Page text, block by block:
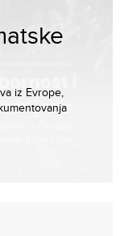
iz Evrope,